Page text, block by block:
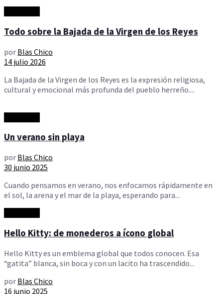
Todo sobre la Bajada de la Virgen de los Reyes
por Blas Chico
14 julio 2026
La Bajada de la Virgen de los Reyes es la expresión religiosa,
cultural y emocional más profunda del pueblo herreño....
Un verano sin playa
por Blas Chico
30 junio 2025
Cuando pensamos en verano, nos enfocamos rápidamente en
el sol, la arena y el mar de la playa, esperando para...
Hello Kitty: de monederos a ícono global
Hello Kitty es un emblema global que todos conocen. Esa
“gatita” blanca, sin boca y con un lacito ha trascendido...
por Blas Chico
16 junio 2025